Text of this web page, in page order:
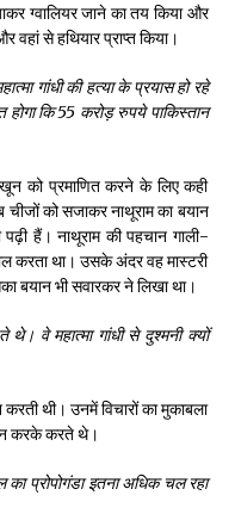
ग्वालियर जाने का तय किया और
से हथियार प्राप्त किया।
गांधी की हत्या के प्रयास हो रहे
होगा कि55 करोड़ रुपये पाकिस्तान
को प्रमाणित करने के लिए कही
को सजाकर नाथूराम का बयान
हैं। नाथूराम की पहचान गाली-
करता था। उसके अंदर वह मास्टरी
बयान भी सवारकर ने लिखा था।
वे महात्मा गांधी से दुश्मनी क्यों
थी। उनमें विचारों का मुकाबला
करके करते थे।
प्रोपोगंडा इतना अधिक चल रहा